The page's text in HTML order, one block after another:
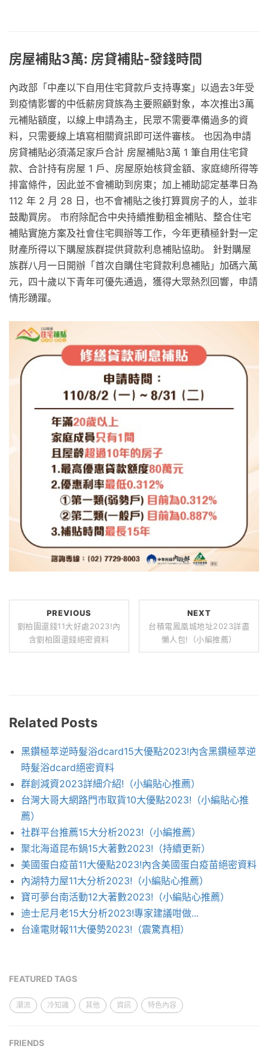
房屋補貼3萬: 房貸補貼-發錢時間
內政部「中產以下自用住宅貸款戶支持專案」以過去3年受
到疫情影響的中低薪房貸族為主要照顧對象，本次推出3萬
元補貼額度，以線上申請為主，民眾不需要準備過多的資
料，只需要線上填寫相關資訊即可送件審核。 也因為申請
房貸補貼必須滿足家戶合計 房屋補貼3萬 1 筆自用住宅貸
款、合計持有房屋 1 戶、房屋原始核貸金額、家庭總所得等
排富條件，因此並不會補助到房東；加上補助認定基準日為
112 年 2 月 28 日，也不會補貼之後打算買房子的人，並非
鼓勵買房。 市府除配合中央持續推動租金補貼、整合住宅
補貼實施方案及社會住宅興辦等工作，今年更積極針對一定
財產所得以下購屋族群提供貸款利息補貼協助。 針對購屋
族群八月一日開辦「首次自購住宅貸款利息補貼」加碼六萬
元，四十歲以下青年可優先通過，獲得大眾熱烈回響，申請
情形踴躍。
PREVIOUS
劉柏園還錢11大好處2023!內
含劉柏園還錢絕密資料
NEXT
台積電鳳凰城地址2023詳盡
懶人包!（小編推薦）
Related Posts
黑鑽極萃逆時髮浴dcard15大優點2023!內含黑鑽極萃逆
時髮浴dcard絕密資料
群創減資2023詳細介紹!（小編貼心推薦）
台灣大哥大網路門市取貨10大優點2023!（小編貼心推
薦）
社群平台推薦15大分析2023!（小編推薦）
聚北海道昆布鍋15大著數2023!（持續更新）
美國蛋白疫苗11大優點2023!內含美國蛋白疫苗絕密資料
內湖特力屋11大分析2023!（小編貼心推薦）
寶可夢台南活動12大著數2023!（小編貼心推薦）
迪士尼月老15大分析2023!專家建議咁做...
台達電財報11大優勢2023!（震驚真相）
FEATURED TAGS
潮流 冷知識 其他 資訊 特色內容
FRIENDS